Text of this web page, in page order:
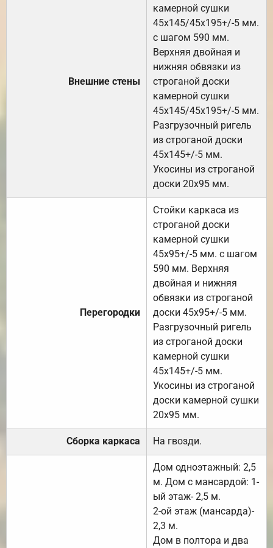
Внешние стены
камерной сушки
45х145/45х195+/-5 мм.
с шагом 590 мм.
Верхняя двойная и
нижняя обвязки из
строганой доски
камерной сушки
45х145/45х195+/-5 мм.
Разгрузочный ригель
из строганой доски
45х145+/-5 мм.
Укосины из строганой
доски 20х95 мм.
Перегородки
Стойки каркаса из
строганой доски
камерной сушки
45х95+/-5 мм. с шагом
590 мм. Верхняя
двойная и нижняя
обвязки из строганой
доски 45х95+/-5 мм.
Разгрузочный ригель
из строганой доски
камерной сушки
45х145+/-5 мм.
Укосины из строганой
доски камерной сушки
20х95 мм.
Сборка каркаса На гвозди.
Дом одноэтажный: 2,5
м. Дом с мансардой: 1-
ый этаж- 2,5 м.
2-ой этаж (мансарда)-
2,3 м.
Дом в полтора и два